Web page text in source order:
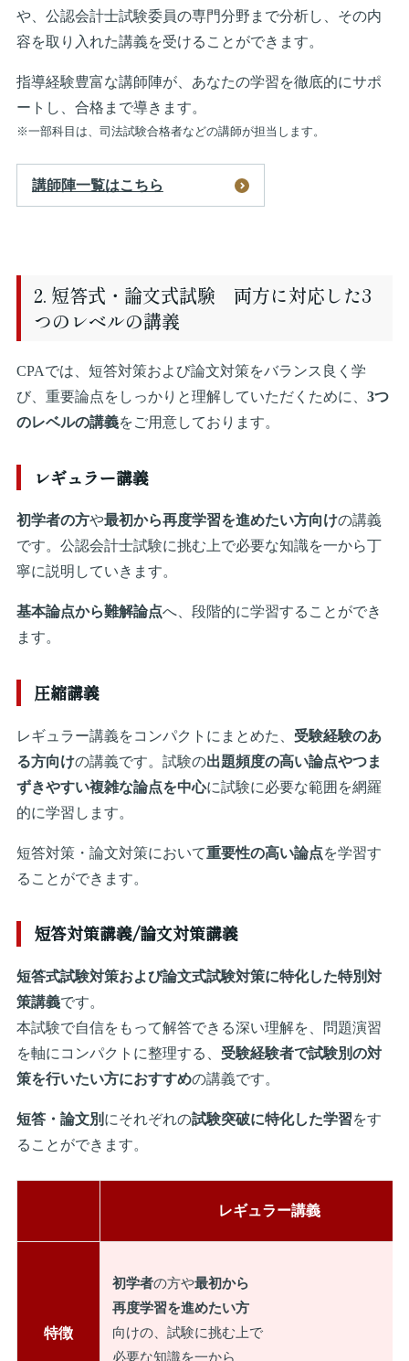
や、公認会計士試験委員の専門分野まで分析し、その内
容を取り入れた講義を受けることができます。
指導経験豊富な講師陣が、あなたの学習を徹底的にサポ
ートし、合格まで導きます。
※一部科目は、司法試験合格者などの講師が担当します。
講師陣一覧はこちら
2. 短答式・論文式試験 両方に対応した3
つのレベルの講義
CPAでは、短答対策および論文対策をバランス良く学
び、重要論点をしっかりと理解していただくために、 3つ
のレベルの講義をご用意しております。
レギュラー講義
初学者の方や最初から再度学習を進めたい方向けの講義
です。公認会計士試験に挑む上で必要な知識を一から丁
寧に説明していきます。
基本論点から難解論点へ、段階的に学習することができ
ます。
圧縮講義
レギュラー講義をコンパクトにまとめた、 受験経験のあ
る方向けの講義です。試験の出題頻度の高い論点やつま
ずきやすい複雑な論点を中心に試験に必要な範囲を網羅
的に学習します。
短答対策・論文対策において重要性の高い論点を学習す
ることができます。
短答対策講義/論文対策講義
短答式試験対策および論文式試験対策に特化した特別対
策講義です。
本試験で自信をもって解答できる深い理解を、問題演習
を軸にコンパクトに整理する、 受験経験者で試験別の対
策を行いたい方におすすめの講義です。
短答・論文別 にそれぞれの試験突破に特化した学習をす
ることができます。
レギュラー講義
特徴
初学者の方や最初から
再度学習を進めたい方
向けの、試験に挑む上で
必要な知識を一から